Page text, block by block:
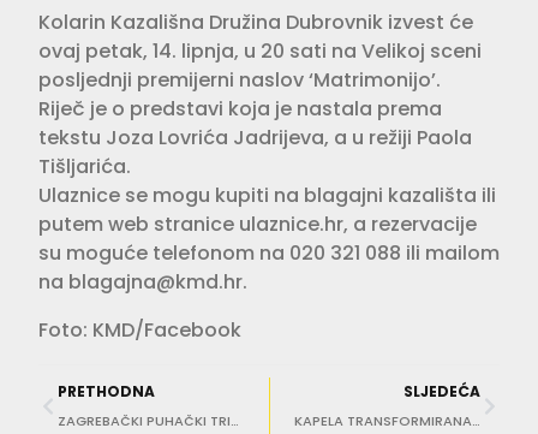
Kolarin Kazališna Družina Dubrovnik izvest će
ovaj petak, 14. lipnja, u 20 sati na Velikoj sceni
posljednji premijerni naslov ‘Matrimonijo’.
Riječ je o predstavi koja je nastala prema
tekstu Joza Lovrića Jadrijeva, a u režiji Paola
Tišljarića.
Ulaznice se mogu kupiti na blagajni kazališta ili
putem web stranice ulaznice.hr, a rezervacije
su moguće telefonom na 020 321 088 ili mailom
na blagajna@kmd.hr.
Foto: KMD/Facebook
PRETHODNA
ZAGREBAČKI PUHAČKI TRIO U KNEŽEVU DVORU Na programu Mozart, Bethoven, Jelaska, Lončarić i Smalys
SLJEDEĆA
KAPELA TRANSFORMIRANA U ROZARIJ SV. STJEPANA Nesvakidašnja izložba Dubravke Lošić u Labinu